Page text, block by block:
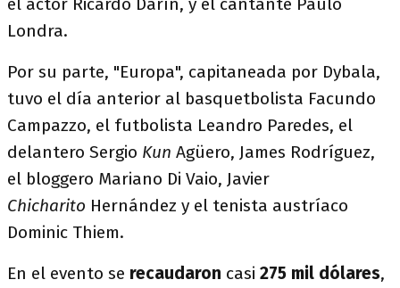
Londra.
Por su parte, "Europa", capitaneada por Dybala,
tuvo el día anterior al basquetbolista Facundo
Campazzo, el futbolista Leandro Paredes, el
delantero Sergio Kun Agüero, James Rodríguez,
el bloggero Mariano Di Vaio, Javier
Chicharito Hernández y el tenista austríaco
Dominic Thiem.
En el evento se recaudaron casi 275 mil dólares,